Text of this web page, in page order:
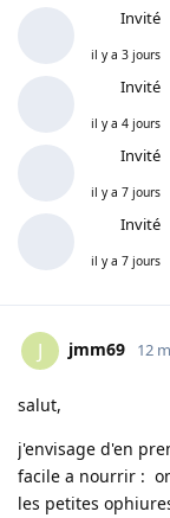
Invité
il y a 3 jours
Invité
il y a 4 jours
Invité
il y a 7 jours
Invité
il y a 7 jours
J jmm69 12
salut,
j'envisage d'en
facile a nourrir :
les petites